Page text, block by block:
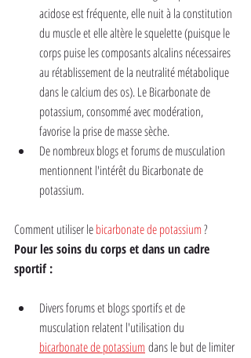
acidose est fréquente, elle nuit à la constitution
du muscle et elle altère le squelette (puisque le
corps puise les composants alcalins nécessaires
au rétablissement de la neutralité métabolique
dans le calcium des os). Le Bicarbonate de
potassium, consommé avec modération,
favorise la prise de masse sèche.
De nombreux blogs et forums de musculation
mentionnent l'intérêt du Bicarbonate de
potassium.
Comment utiliser le bicarbonate de potassium ?
Pour les soins du corps et dans un cadre
sportif :
Divers forums et blogs sportifs et de
musculation relatent l'utilisation du
bicarbonate de potassium dans le but de limiter